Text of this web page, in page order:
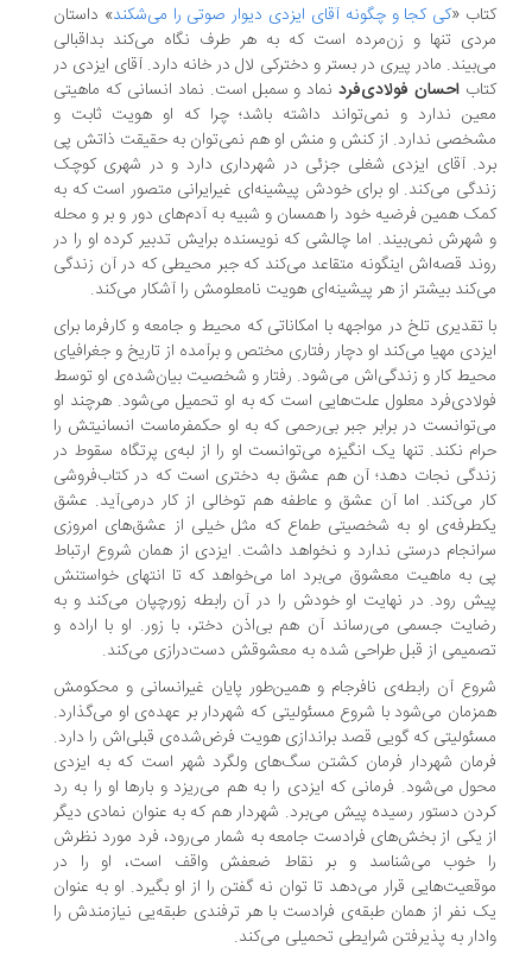
«کی کجا و چگونه آقای ایزدی دیوار صوتی را می‌شکند» داستان
تنها و زن‌مرده است که به هر طرف نگاه می‌کند بداقبالی
مادر پیری در بستر و دخترکی لال در خانه دارد. آقای ایزدی در
احسان فولادی‌فردنماد و سمبل است. نماد انسانی که ماهیتی
ندارد و نمی‌تواند داشته باشد؛ چرا که او هویت ثابت و
ندارد. از کنش و منش او هم نمی‌توان به حقیقت ذاتش پی
آقای ایزدی شغلی جزئی در شهرداری دارد و در شهری کوچک
می‌کند. او برای خودش پیشینه‌ای غیرایرانی متصور است که به
همین فرضیه خود را همسان و شبیه به آدم‌های دور و بر و محله
نمی‌بیند. اما چالشی که نویسنده برایش تدبیر کرده او را در
قصه‌اش اینگونه متقاعد می‌کند که جبر محیطی که در آن زندگی
بیشتر از هر پیشینه‌ای هویت نامعلومش را آشکار می‌کند.
تقدیری تلخ در مواجهه با امکاناتی که محیط و جامعه و کارفرما برای
مهیا می‌کند او دچار رفتاری مختص و برآمده از تاریخ و جغرافیای
کار و زندگی‌اش می‌شود. رفتار و شخصیت بیان‌شده‌ی او توسط
معلول علت‌هایی است که به او تحمیل می‌شود. هرچند او
در برابر جبر بی‌رحمی که به او حکمفرماست انسانیتش را
نکند. تنها یک انگیزه می‌توانست او را از لبه‌ی پرتگاه سقوط در
نجات دهد؛ آن هم عشق به دختری است که در کتاب‌فروشی
می‌کند. اما آن عشق و عاطفه هم توخالی از کار در‌می‌آید. عشق
او به شخصیتی طماع که مثل خیلی از عشق‌های امروزی
درستی ندارد و نخواهد داشت. ایزدی از همان شروع ارتباط
به ماهیت معشوق می‌برد اما می‌خواهد که تا انتهای خواستنش
رود. در نهایت او خودش را در آن رابطه زورچپان می‌کند و به
جسمی‌ می‌رساند آن هم بی‌اذن دختر، با زور. او با اراده و
از قبل طراحی شده به معشوقش دست‌درازی می‌کند.
آن رابطه‌ی نافرجام و همین‌طور پایان غیرانسانی و محکومش
می‌شود با شروع مسئولیتی که شهردار بر عهده‌ی او می‌گذارد.
که گویی قصد براندازی هویت فرض‌شده‌ی قبلی‌اش را دارد.
شهردار فرمان کشتن سگ‌های ولگرد شهر است که به ایزدی
می‌شود. فرمانی که ایزدی را به هم می‌ریزد و بارها او را به رد
دستور رسیده پیش می‌برد. شهردار هم که به عنوان نمادی دیگر
یکی از بخش‌های فرادست جامعه به شمار می‌رود، فرد مورد نظرش
خوب می‌شناسد و بر نقاط ضعفش واقف است، او را در
قرار می‌دهد تا توان نه گفتن را از او بگیرد. او به عنوان
نفر از همان طبقه‌ی فرادست با هر ترفندی طبقه‌یی نیازمندش را
به پذیرفتن شرایطی تحمیلی می‌کند.